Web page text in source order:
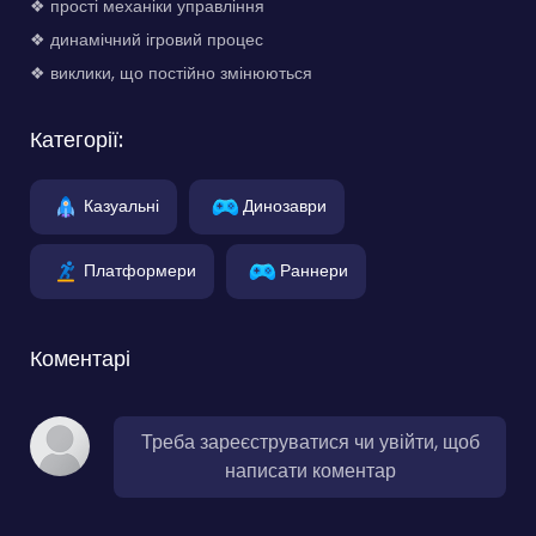
❖ прості механіки управління
❖ динамічний ігровий процес
❖ виклики, що постійно змінюються
Категорії:
Казуальні Динозаври
Платформери Раннери
Коментарі
Треба зареєструватися чи увійти, щоб
написати коментар